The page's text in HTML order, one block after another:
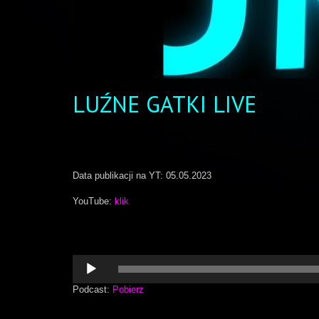
LUŹNE GATKI LIVE
Data publikacji na YT: 05.05.2023
YouTube: klik
Odtwarzacz
plików
dźwiękowych
Podcast: Pobierz